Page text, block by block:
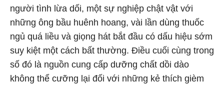
người tình lừa dối, một sự nghiệp chật vật với
những ông bầu huênh hoang, vài lần dùng thuốc
ngủ quá liều và giọng hát bắt đầu có dấu hiệu sớm
suy kiệt một cách bất thường. Điều cuối cùng trong
số đó là nguồn cung cấp dưỡng chất dồi dào
không thể cưỡng lại đối với những kẻ thích gièm